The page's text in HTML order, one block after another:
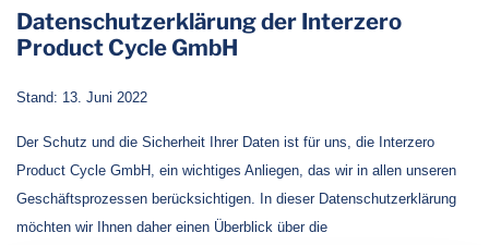
Datenschutzerklärung der Interzero
Product Cycle GmbH
Stand: 13. Juni 2022
Der Schutz und die Sicherheit Ihrer Daten ist für uns, die Interzero
Product Cycle GmbH, ein wichtiges Anliegen, das wir in allen unseren
Geschäftsprozessen berücksichtigen. In dieser Datenschutzerklärung
möchten wir Ihnen daher einen Überblick über die